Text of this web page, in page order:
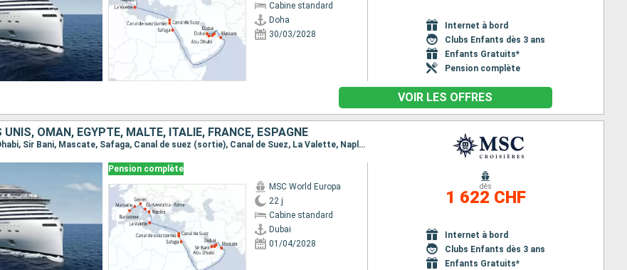
Cabine standard
Doha
30/03/2028
Internet à bord
Clubs Enfants dès 3 ans
Enfants Gratuits*
Pension complète
VOIR LES OFFRES
UNIS, OMAN, EGYPTE, MALTE, ITALIE, FRANCE, ESPAGNE
Itinéraire : Dubai, Abu Dhabi, Sir Bani, Mascate, Safaga, Canal de suez (sortie), Canal de Suez, La Valette, Naples, Civitavecchia - Rome, Gênes, Marseille, Barcelone
Pension complète
MSC World Europa
22 j
Cabine standard
Dubai
01/04/2028
dès
1 622 CHF
Internet à bord
Clubs Enfants dès 3 ans
Enfants Gratuits*